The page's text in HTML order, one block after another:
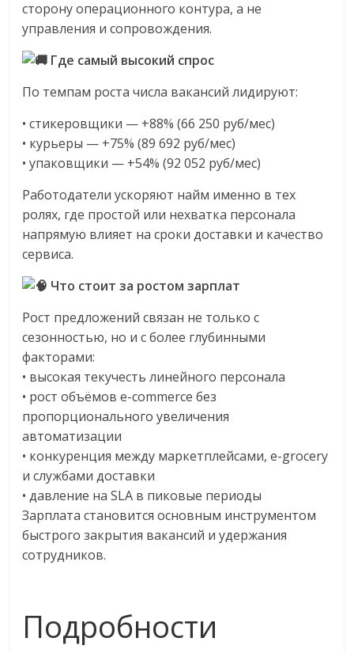
сторону операционного контура, а не
управления и сопровождения.
Где самый высокий спрос
По темпам роста числа вакансий лидируют:
• стикеровщики — +88% (66 250 руб/мес)
• курьеры — +75% (89 692 руб/мес)
• упаковщики — +54% (92 052 руб/мес)
Работодатели ускоряют найм именно в тех
ролях, где простой или нехватка персонала
напрямую влияет на сроки доставки и качество
сервиса.
Что стоит за ростом зарплат
Рост предложений связан не только с
сезонностью, но и с более глубинными
факторами:
• высокая текучесть линейного персонала
• рост объёмов e-commerce без
пропорционального увеличения
автоматизации
• конкуренция между маркетплейсами, e-grocery
и службами доставки
• давление на SLA в пиковые периоды
Зарплата становится основным инструментом
быстрого закрытия вакансий и удержания
сотрудников.
Подробности